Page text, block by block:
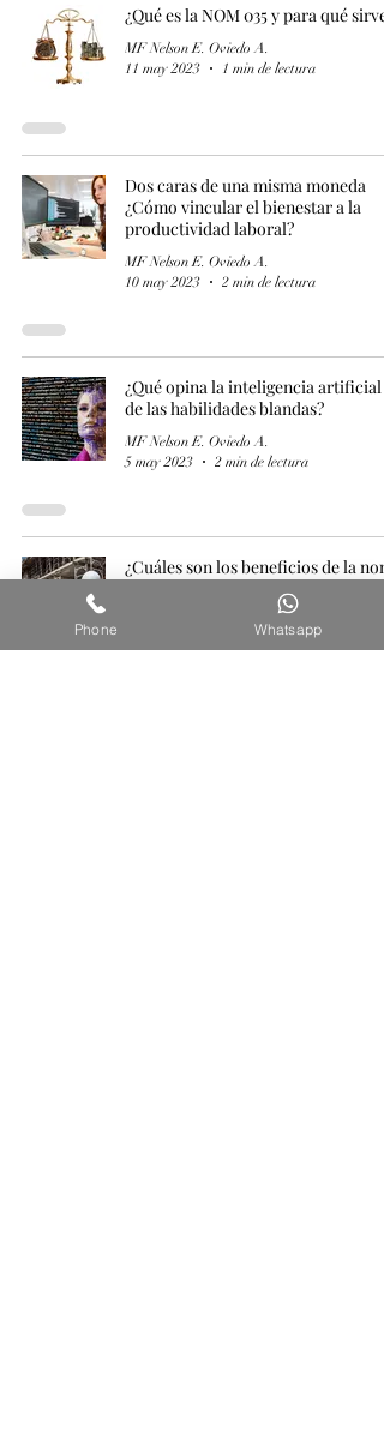
¿Qué es la NOM 035 y para qué sirve?
MF Nelson E. Oviedo A.
11 may 2023
1 min de lectura
Dos caras de una misma moneda
¿Cómo vincular el bienestar a la
productividad laboral?
MF Nelson E. Oviedo A.
10 may 2023
2 min de lectura
¿Qué opina la inteligencia artificial
de las habilidades blandas?
MF Nelson E. Oviedo A.
5 may 2023
2 min de lectura
¿Cuáles son los beneficios de la nom
035 STPS 2018 para los trabajadores?
MF Nelson E. Oviedo A.
1 min de lectura
Phone Whatsapp